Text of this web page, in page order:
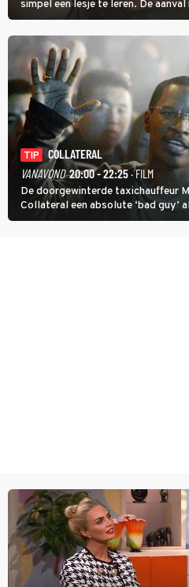
simpel een lesje te leren. De
verloopt in Black Hawk down
TIP
COLLATERAL
VANAVOND 20:00 - 22:25· FILM
De doorgewinterde taxichauffeur
Collateral een absolute ‘bad guy’
Cruise) heeft hem nodig om hem